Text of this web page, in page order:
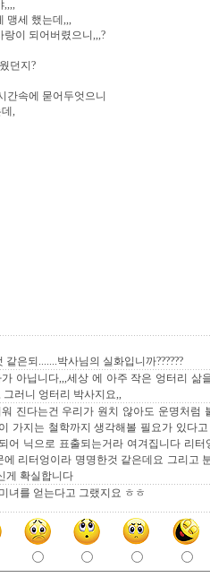
,,,,
맹세 했는데,,,
랑이 되어버렸으니,,,?
던지?
간속에 묻어두엇으니
,
은되.......박사님의 실화입니까??????
아닙니다,,,세상 에 아주 작은 엉터리 삶
러니 엉터리 박사지요,,
진다는건 우리가 원치 않아도 운명처럼
가지는 철학까지 생각해볼 필요가 있다
어 닉으로 표출되는거라 여겨집니다 리터
리터엉이라 명명한것 같은데요 그리고
게 확실합니다
녀를 얻는다고 그랬지요 ㅎㅎ